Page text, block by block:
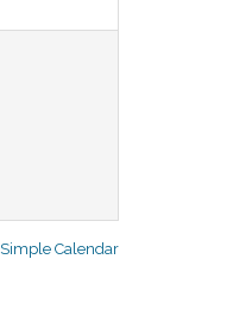
Simple Calendar